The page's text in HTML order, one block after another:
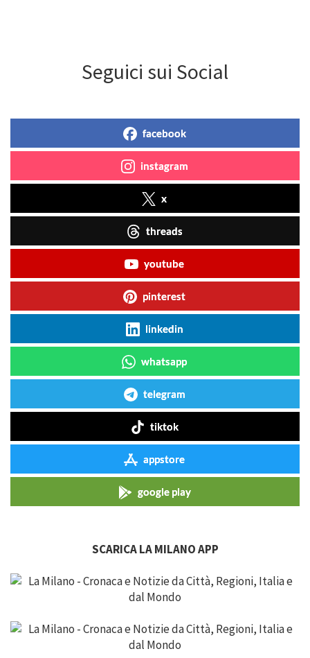
Seguici sui Social
facebook
instagram
x
threads
youtube
pinterest
linkedin
whatsapp
telegram
tiktok
appstore
google play
SCARICA LA MILANO APP